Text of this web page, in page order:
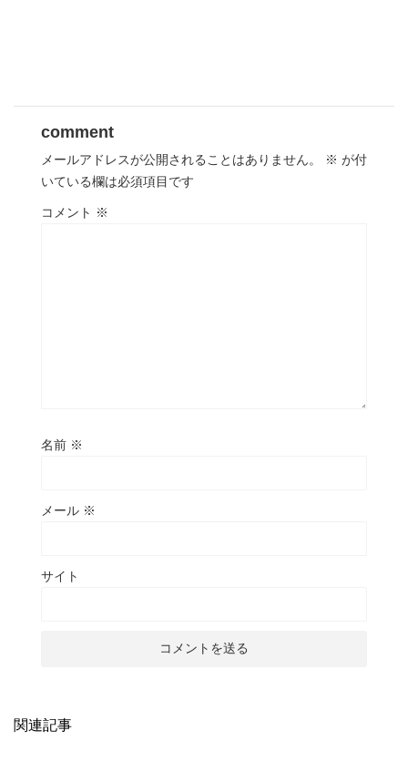
comment
メールアドレスが公開されることはありません。 ※ が付
いている欄は必須項目です
コメント ※
名前 ※
メール ※
サイト
関連記事